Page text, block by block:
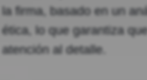
la firma, basado en un
ética, lo que garantiza
atención al detalle.